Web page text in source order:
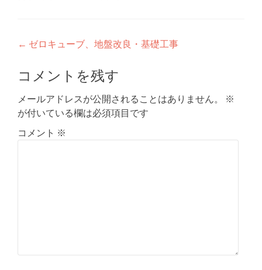
投
稿
ナ
ビ
ゲ
← ゼロキューブ、地盤改良・基礎工事
コメントを残す
メールアドレスが公開されることはありません。
※
が付いている欄は必須項目です
コメント ※